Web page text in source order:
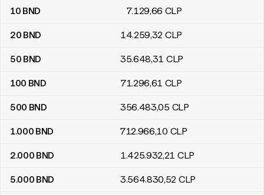
10 BND 7.129,66 CLP
20 BND 14.259,32 CLP
50 BND 35.648,31 CLP
100 BND 71.296,61 CLP
500 BND 356.483,05 CLP
1.000 BND 712.966,10 CLP
2.000 BND 1.425.932,21 CLP
5.000 BND 3.564.830,52 CLP